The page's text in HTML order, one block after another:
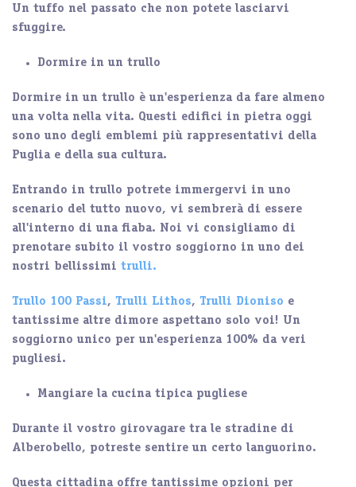
Un tuffo nel passato che non potete lasciarvi
sfuggire.
Dormire in un trullo
Dormire in un trullo è un'esperienza da fare almeno
una volta nella vita. Questi edifici in pietra oggi
sono uno degli emblemi più rappresentativi della
Puglia e della sua cultura.
Entrando in trullo potrete immergervi in uno
scenario del tutto nuovo, vi sembrerà di essere
all'interno di una fiaba. Noi vi consigliamo di
prenotare subito il vostro soggiorno in uno dei
nostri bellissimi trulli.
Trullo 100 Passi, Trulli Lithos, Trulli Dioniso e
tantissime altre dimore aspettano solo voi! Un
soggiorno unico per un'esperienza 100% da veri
pugliesi.
Mangiare la cucina tipica pugliese
Durante il vostro girovagare tra le stradine di
Alberobello, potreste sentire un certo languorino.
Questa cittadina offre tantissime opzioni per